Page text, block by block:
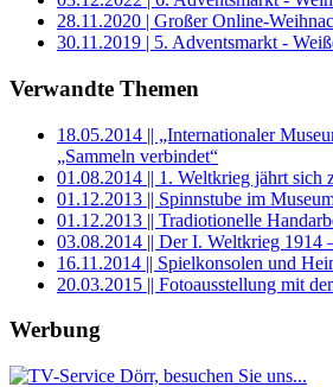
28.11.2020 | Großer Online-
30.11.2019 | 5. Adventsmarkt -
Verwandte Themen
18.05.2014 || „Internationaler
„Sammeln verbindet“
01.08.2014 || 1. Weltkrieg jährt sich
01.12.2013 || Spinnstube im
01.12.2013 || Tradiotionelle
03.08.2014 || Der I. Weltkrieg 1914
16.11.2014 || Spielkonsolen und
20.03.2015 || Fotoausstellung mit
Werbung